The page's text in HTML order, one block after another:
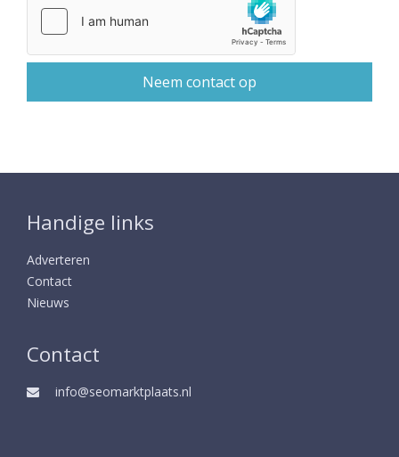
Handige links
Adverteren
Contact
Nieuws
Contact
info@seomarktplaats.nl